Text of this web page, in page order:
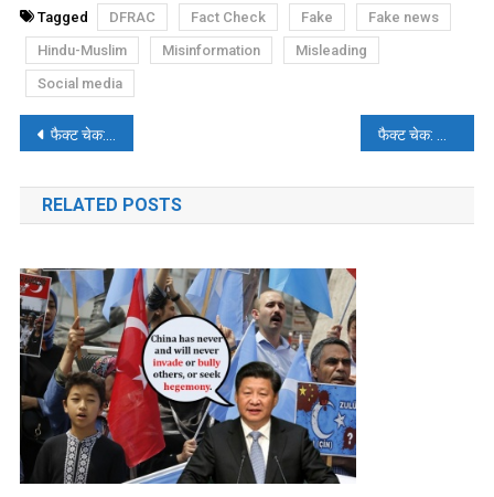
Tagged DFRAC Fact Check Fake
Fake news
Hindu-Muslim
Misinformation
Misleading
Social media
पोस्ट
नेविगेशन
फैक्ट चेक: क्या वैक्सीन मैंडेट पर अपने भाषण के लिए ऑस्ट्रेलियन एयरलाइन के सीईओ के चेहरे पर चोट लग गई? फैक्ट चेक: वायरल यूक्रेनियन-रूस वॉर वीडियो के पीछे का सच।
RELATED POSTS